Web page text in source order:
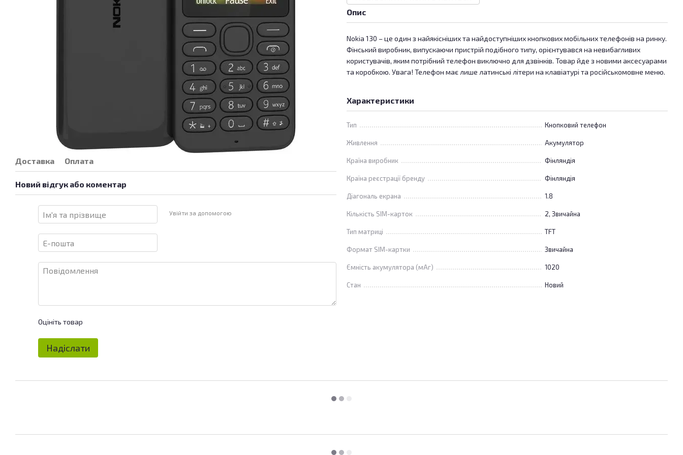
Доставка Оплата
Новий відгук або коментар
Увійти за допомогою
Оцініть товар
Надіслати
Опис
Nokia 130 – це один з найякісніших та найдоступніших кнопкових мобільних телефонів на ринку.
Фінський виробник, випускаючи пристрій подібного типу, орієнтувався на невибагливих
користувачів, яким потрібний телефон виключно для дзвінків. Товар йде з новими аксесуарами
та коробкою. Увага! Телефон має лише латинські літери на клавіатурі та російськомовне меню.
Характеристики
Тип Кнопковий телефон
Живлення Акумулятор
Країна виробник Фінляндія
Країна реєстрації бренду Фінляндія
Діагональ екрана 1.8
Кількість SIM-карток 2, Звичайна
Тип матриці TFT
Формат SIM-картки Звичайна
Ємність акумулятора (мАг) 1020
Стан Новий